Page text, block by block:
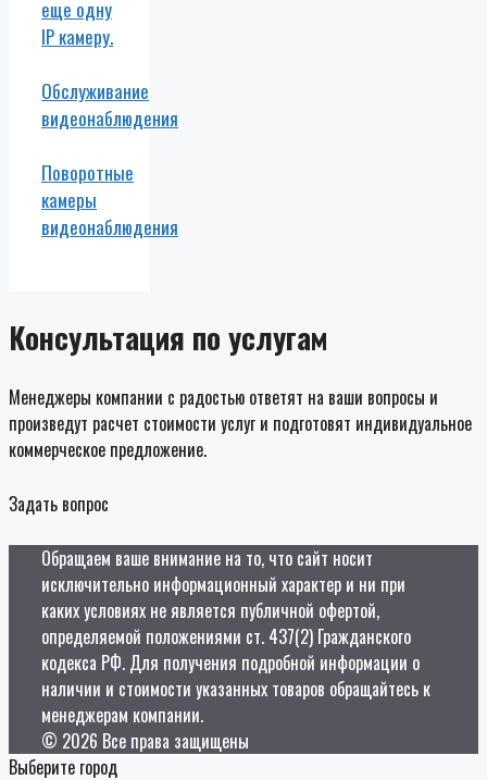
еще одну
IP камеру.
Обслуживание
видеонаблюдения
Поворотные
камеры
видеонаблюдения
Консультация по услугам
Менеджеры компании с радостью ответят на ваши вопросы и
произведут расчет стоимости услуг и подготовят индивидуальное
коммерческое предложение.
Задать вопрос
Обращаем ваше внимание на то, что сайт носит
исключительно информационный характер и ни при
каких условиях не является публичной офертой,
определяемой положениями ст. 437(2) Гражданского
кодекса РФ. Для получения подробной информации о
наличии и стоимости указанных товаров обращайтесь к
менеджерам компании.
© 2026 Все права защищены
Выберите город